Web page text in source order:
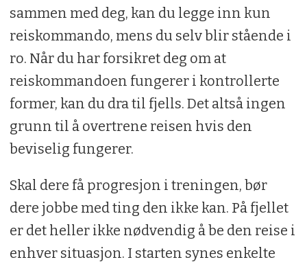
sammen med deg, kan du legge inn kun
reiskommando, mens du selv blir stående i
ro. Når du har forsikret deg om at
reiskommandoen fungerer i kontrollerte
former, kan du dra til fjells. Det altså ingen
grunn til å overtrene reisen hvis den
beviselig fungerer.
Skal dere få progresjon i treningen, bør
dere jobbe med ting den ikke kan. På fjellet
er det heller ikke nødvendig å be den reise i
enhver situasjon. I starten synes enkelte